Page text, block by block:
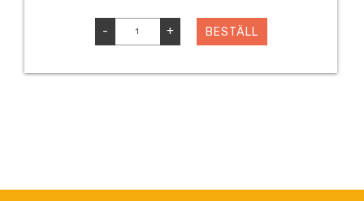
- + BESTÄLL